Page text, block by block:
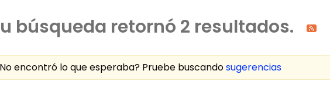
búsqueda retornó 2 resultados.
encontró lo que esperaba? Pruebe buscandosugerencias